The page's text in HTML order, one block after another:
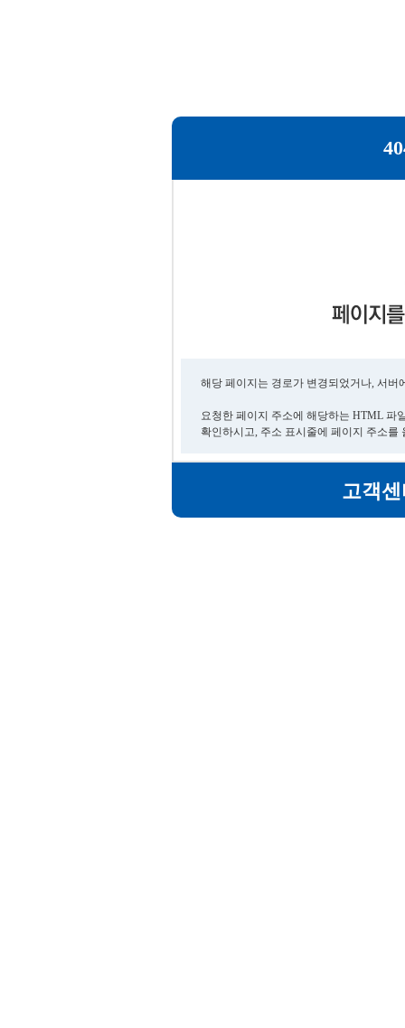
해당 페이지는 경로가 변경되었거나, 서
요청한 페이지 주소에 해당하는 HTML 파
확인하시고, 주소 표시줄에 페이지 주소
고객